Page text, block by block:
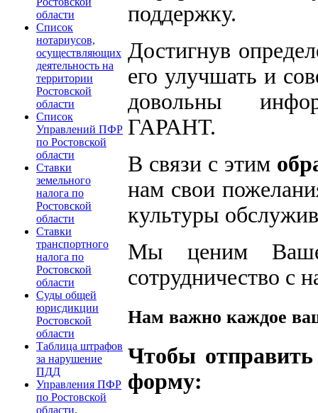
области
Список
нотариусов,
осуществляющих
деятельность на
территории
Ростовской
области
Список
Управлений ПФР
по Ростовской
области
Ставки
земельного
налога по
Ростовской
области
Ставки
транспортного
налога по
Ростовской
области
Суды общей
юрисдикции
Ростовской
области
Таблица штрафов
за нарушение
ПДД
Управления ПФР
по Ростовской
области.
поддержку.
Достигнув
его улучшать и
довольны
ГАРАНТ.
В связи с этим
нам свои
культуры
Мы ценим
сотрудничество с
Нам важно каждое
Чтобы
форму: